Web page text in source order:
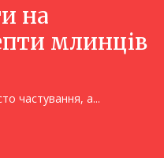
на
млинців
частування, а...